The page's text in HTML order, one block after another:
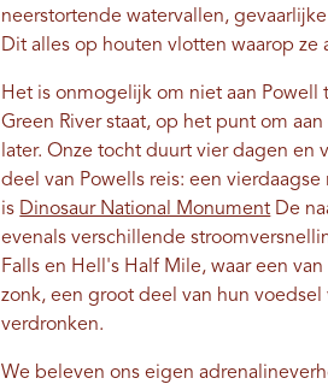
neerstortende watervallen,
Dit alles op houten vlotten waarop ze
Het is onmogelijk om niet aan Powell
Green River staat, op het punt om
later. Onze tocht duurt vier dagen en
deel van Powells reis: een
is Dinosaur National Monument De
evenals verschillende
Falls en Hell's Half Mile, waar een
zonk, een groot deel van hun
verdronken.
We beleven ons eigen